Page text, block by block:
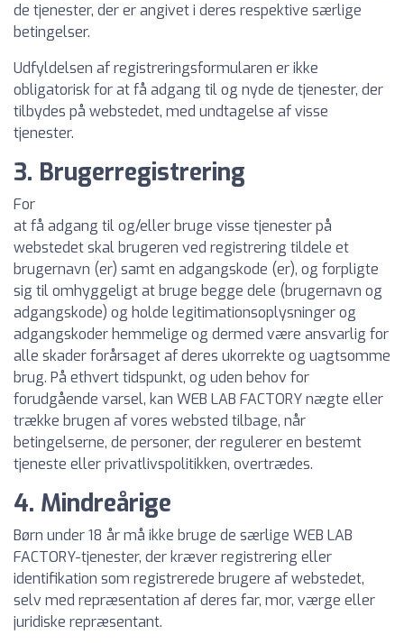
de tjenester, der er angivet i deres respektive særlige
betingelser.
Udfyldelsen af registreringsformularen er ikke
obligatorisk for at få adgang til og nyde de tjenester, der
tilbydes på webstedet, med undtagelse af visse
tjenester.
3. Brugerregistrering
For
at få adgang til og/eller bruge visse tjenester på
webstedet skal brugeren ved registrering tildele et
brugernavn (er) samt en adgangskode (er), og forpligte
sig til omhyggeligt at bruge begge dele (brugernavn og
adgangskode) og holde legitimationsoplysninger og
adgangskoder hemmelige og dermed være ansvarlig for
alle skader forårsaget af deres ukorrekte og uagtsomme
brug. På ethvert tidspunkt, og uden behov for
forudgående varsel, kan WEB LAB FACTORY nægte eller
trække brugen af vores websted tilbage, når
betingelserne, de personer, der regulerer en bestemt
tjeneste eller privatlivspolitikken, overtrædes.
4. Mindreårige
Børn under 18 år må ikke bruge de særlige WEB LAB
FACTORY-tjenester, der kræver registrering eller
identifikation som registrerede brugere af webstedet,
selv med repræsentation af deres far, mor, værge eller
juridiske repræsentant.